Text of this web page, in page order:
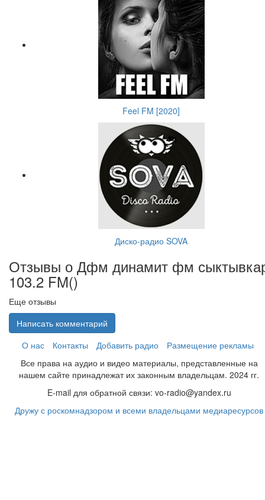
Feel FM [2020]
Диско-радио SOVA
Отзывы о Дфм динамит фм
103.2 FM()
Еще отзывы
Написать комментарий
О нас
Контакты Добавить радио
Размещение рекламы
Все права на аудио и видео материалы, представленные на
нашем сайте принадлежат их законным владельцам. 2024 гг.
E-mail для обратной связи: vo-radio@yandex.ru
Дружу с роскомнадзором и всеми владельцами медиаресурсов